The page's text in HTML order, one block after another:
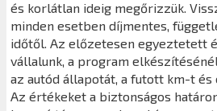
és korlátlan ideig megőrizzük.
minden esetben díjmentes,
időtől. Az előzetesen egyeztetett
vállalunk, a program
az autód állapotát, a futott km-t és
Az értékeket a biztonságos